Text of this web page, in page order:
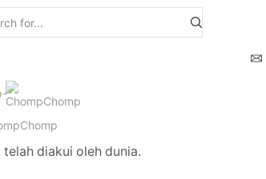
Search
diakui oleh dunia.